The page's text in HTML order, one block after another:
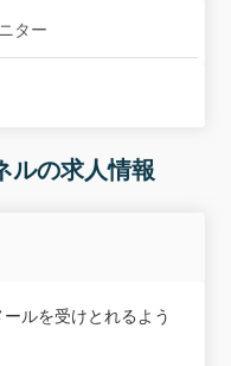
ター
ルの求人情報
ルを受けとれるよう